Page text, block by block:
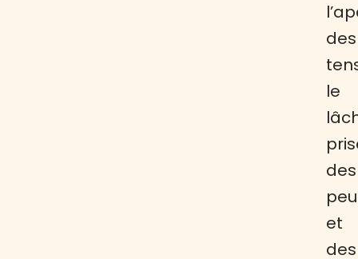
des
le
des
et
des